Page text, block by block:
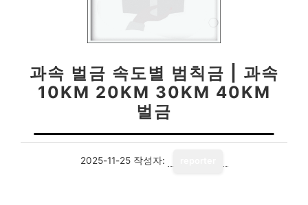
과속 벌금 속도별 범칙금 | 과속
10KM 20KM 30KM 40KM
벌금
2025-11-25 작성자: